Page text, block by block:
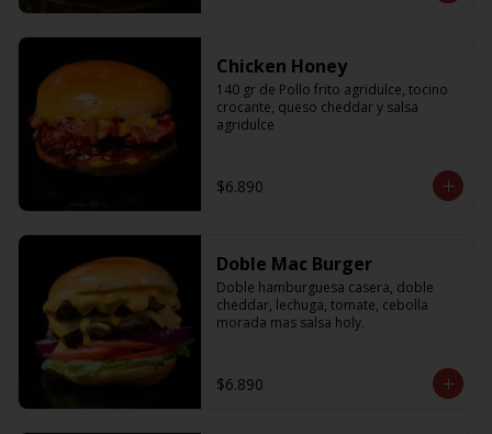
Chicken Honey
140 gr de Pollo frito agridulce, tocino
crocante, queso cheddar y salsa
agridulce
$6.890
Doble Mac Burger
Doble hamburguesa casera, doble
cheddar, lechuga, tomate, cebolla
morada mas salsa holy.
$6.890